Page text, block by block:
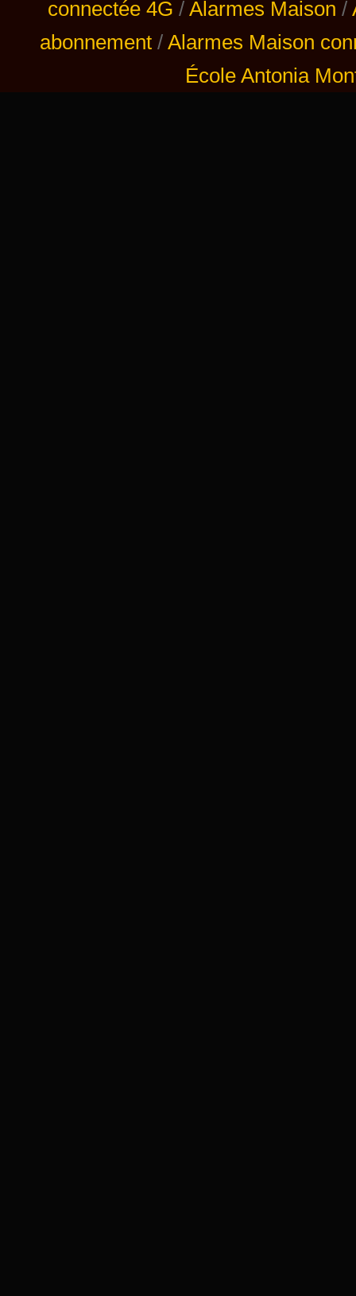
connectée 4G / Alarmes Maison /
abonnement / Alarmes Maison
École Antonia